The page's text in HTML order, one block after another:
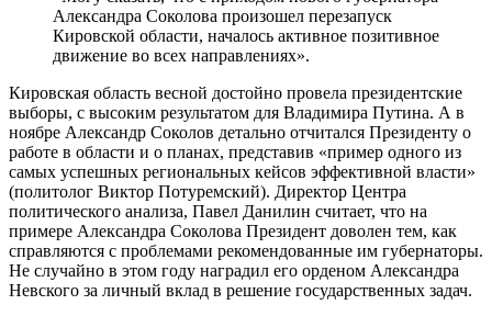
Александра Соколова произошел перезапуск
Кировской области, началось активное позитивное
движение во всех направлениях».
Кировская область весной достойно провела президентские
выборы, с высоким результатом для Владимира Путина. А в
ноябре Александр Соколов детально отчитался Президенту о
работе в области и о планах, представив «пример одного из
самых успешных региональных кейсов эффективной власти»
(политолог Виктор Потуремский). Директор Центра
политического анализа, Павел Данилин считает, что на
примере Александра Соколова Президент доволен тем, как
справляются с проблемами рекомендованные им губернаторы.
Не случайно в этом году наградил его орденом Александра
Невского за личный вклад в решение государственных задач.